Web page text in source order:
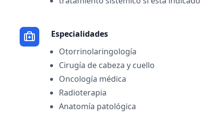
Especialidades
Otorrinolaringología
Cirugía de cabeza y cuello
Oncología médica
Radioterapia
Anatomía patológica